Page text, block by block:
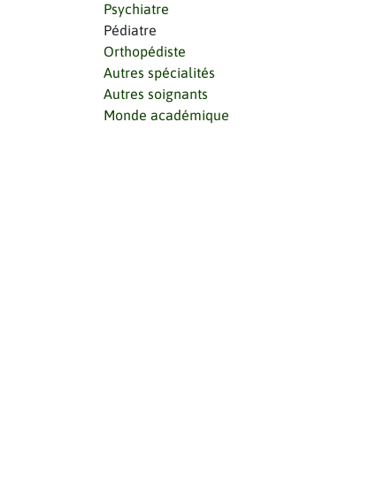
Psychiatre
Pédiatre
Orthopédiste
Autres spécialités
Autres soignants
Monde académique